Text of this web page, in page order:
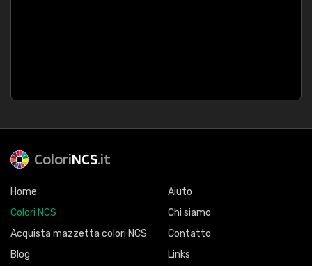
ColoriNCS.it
Home
Colori NCS
Acquista mazzetta colori NCS
Blog
Aiuto
Chi siamo
Contatto
Links